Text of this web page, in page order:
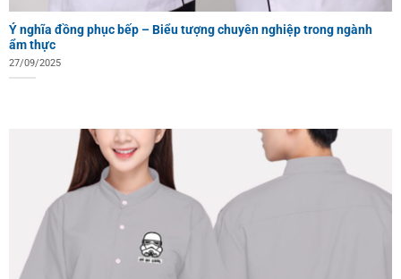
Ý nghĩa đồng phục bếp – Biểu tượng chuyên nghiệp trong ngành
ẩm thực
27/09/2025